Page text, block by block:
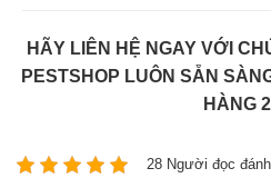
HÃY LIÊN HỆ NGAY VỚI
PESTSHOP LUÔN SẴN
HÀNG
28 Người đọc